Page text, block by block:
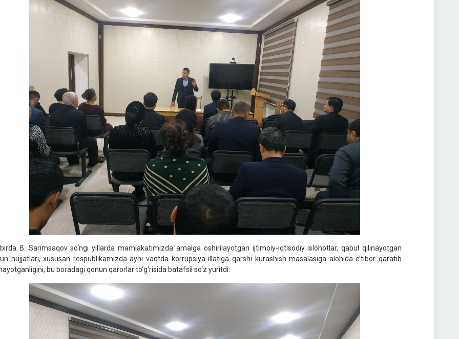
B. Sarimsaqov so‘ngi yillarda mamlakatimizda amalga oshirilayotgan ijtimoiy-iqtisodiy islohotlar, qabul qilinayotgan
hujjatlari, xususan respublikamizda ayni vaqtda korrupsiya illatiga qarshi kurashish masalasiga alohida e’tibor qaratib
bu boradagi qonun qarorlar to‘g‘risida batafsil so‘z yuritdi.